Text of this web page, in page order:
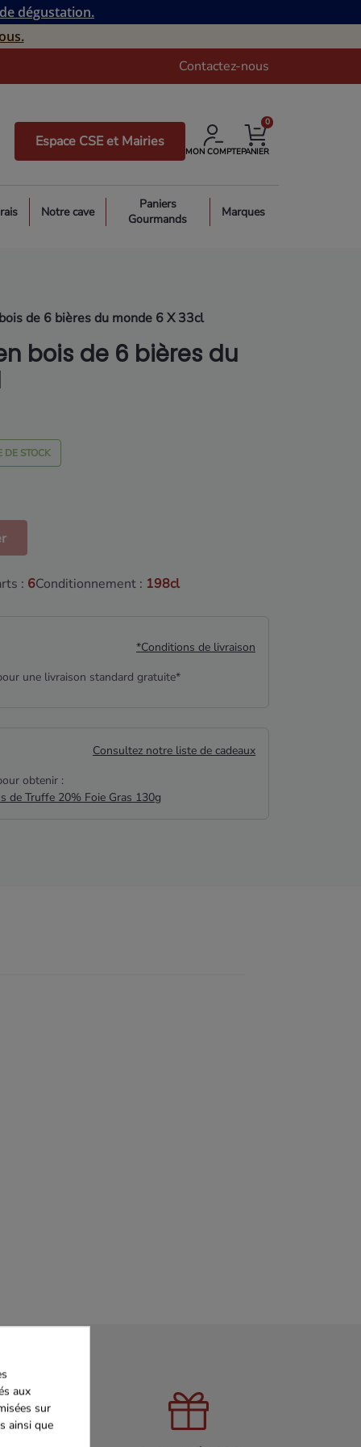
dégustation.
Contactez-nous
Espace CSE et Mairies
MON COMPTEPANIER
0
Notre cave
Paniers
Gourmands
Marques
de 6 bières du monde 6 X 33cl
bois de 6 bières du
DE STOCK
: 6Conditionnement : 198cl
*Conditions de livraison
une livraison standard gratuite*
Consultez notre liste de cadeaux
obtenir :
de Truffe 20% Foie Gras 130g
aux
sur
ainsi que